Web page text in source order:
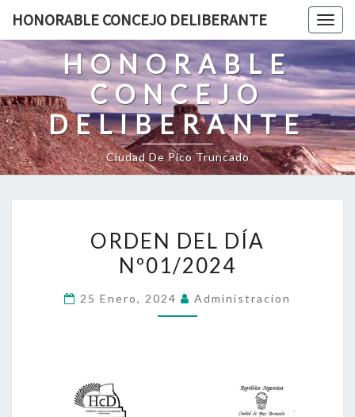
HONORABLE CONCEJO DELIBERANTE
HONORABLE
CONCEJO
DELIBERANTE
Ciudad De Pico Truncado
ORDEN DEL DÍA
Nº01/2024
25 Enero, 2024 Administracion